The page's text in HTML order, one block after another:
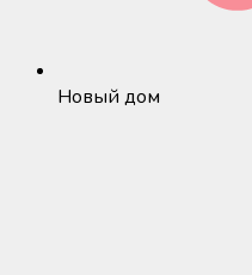
Новый дом